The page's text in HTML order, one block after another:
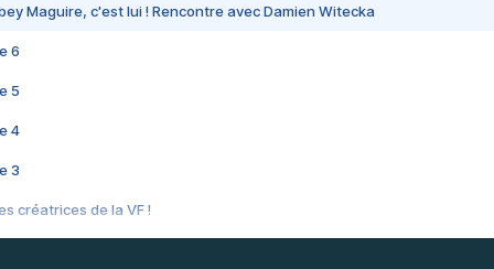
Maguire, c'est lui ! Rencontre avec Damien Witecka
6
5
4
3
créatrices de la VF !